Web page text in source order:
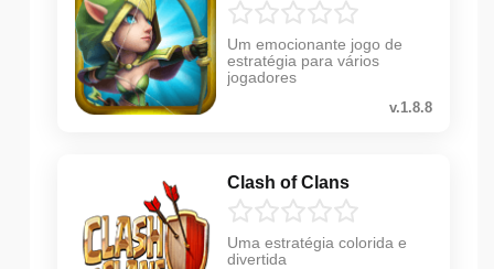
Um emocionante jogo de
estratégia para vários
jogadores
v.1.8.8
Clash of Clans
Uma estratégia colorida e
divertida